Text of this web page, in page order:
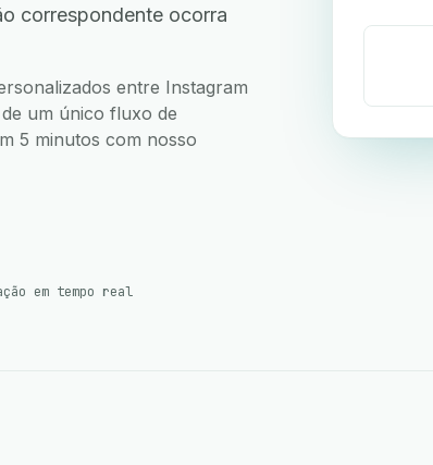
correspondente ocorra
entre Instagram
um único fluxo de
5 minutos com nosso
em tempo real